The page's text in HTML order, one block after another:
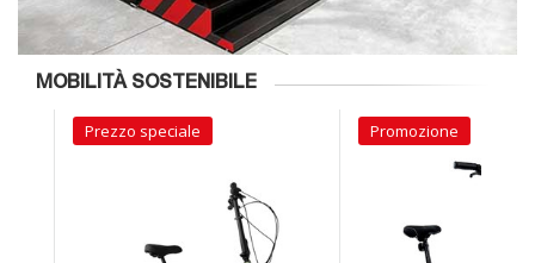
MOBILITÀ SOSTENIBILE
Prezzo speciale Promozione